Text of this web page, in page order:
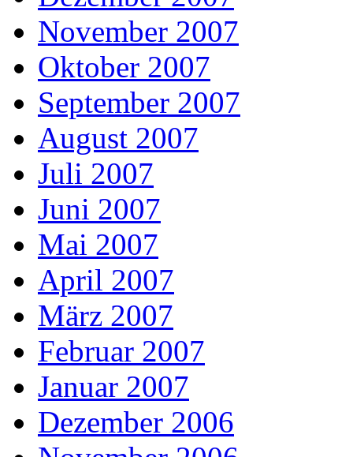
November 2007
Oktober 2007
September 2007
August 2007
Juli 2007
Juni 2007
Mai 2007
April 2007
März 2007
Februar 2007
Januar 2007
Dezember 2006